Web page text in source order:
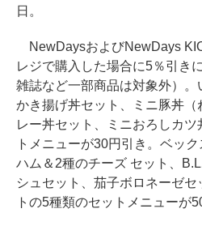
日。
NewDaysおよびNewDays
レジで購入した場合に5％引き
雑誌など一部商品は対象外）。
かき揚げ丼セット、ミニ豚丼（
レー丼セット、ミニおろしカ
トメニューが30円引き。ベッ
ハム＆2種のチーズ セット、
シュセット、茄子ボロネーゼ
トの5種類のセットメニューが